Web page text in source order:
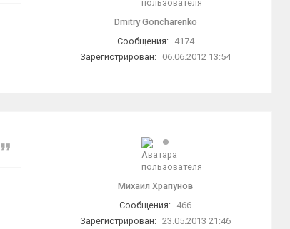
Dmitry Goncharenko
Сообщения:
4174
Зарегистрирован:
06.06.2012 13:54
Михаил Храпунов
Сообщения:
466
Зарегистрирован: 23.05.2013 21:46
Цитата